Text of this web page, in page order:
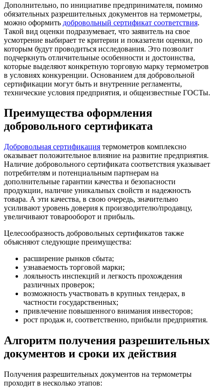
Дополнительно, по инициативе предпринимателя, помимо
обязательных разрешительных документов на термометры,
можно оформить добровольный сертификат соответствия.
Такой вид оценки подразумевает, что заявитель на свое
усмотрение выбирает те критерии и показатели оценки, по
которым будут проводиться исследования. Это позволит
подчеркнуть отличительные особенности и достоинства,
которые выделяют конкретную торговую марку термометров
в условиях конкуренции. Основанием для добровольной
сертификации могут быть и внутренние регламенты,
технические условия предприятия, и общеизвестные ГОСТы.
Преимущества оформления
добровольного сертификата
Добровольная сертификация термометров комплексно
оказывает положительное влияние на развитие предприятия.
Наличие добровольного сертификата соответствия указывает
потребителям и потенциальным партнерам на
дополнительные гарантии качества и безопасности
продукции, наличие уникальных свойств и надежность
товара. А эти качества, в свою очередь, значительно
усиливают уровень доверия к производителю/продавцу,
увеличивают товарооборот и прибыль.
Целесообразность добровольных сертификатов также
объясняют следующие преимущества:
расширение рынков сбыта;
узнаваемость торговой марки;
лояльность инспекций и легкость прохождения
различных проверок;
возможность участвовать в крупных тендерах, в
частности государственных;
привлечение повышенного внимания инвесторов;
рост продаж и, соответственно, прибыли предприятия.
Алгоритм получения разрешительных
документов и сроки их действия
Получения разрешительных документов на термометры
проходит в несколько этапов: